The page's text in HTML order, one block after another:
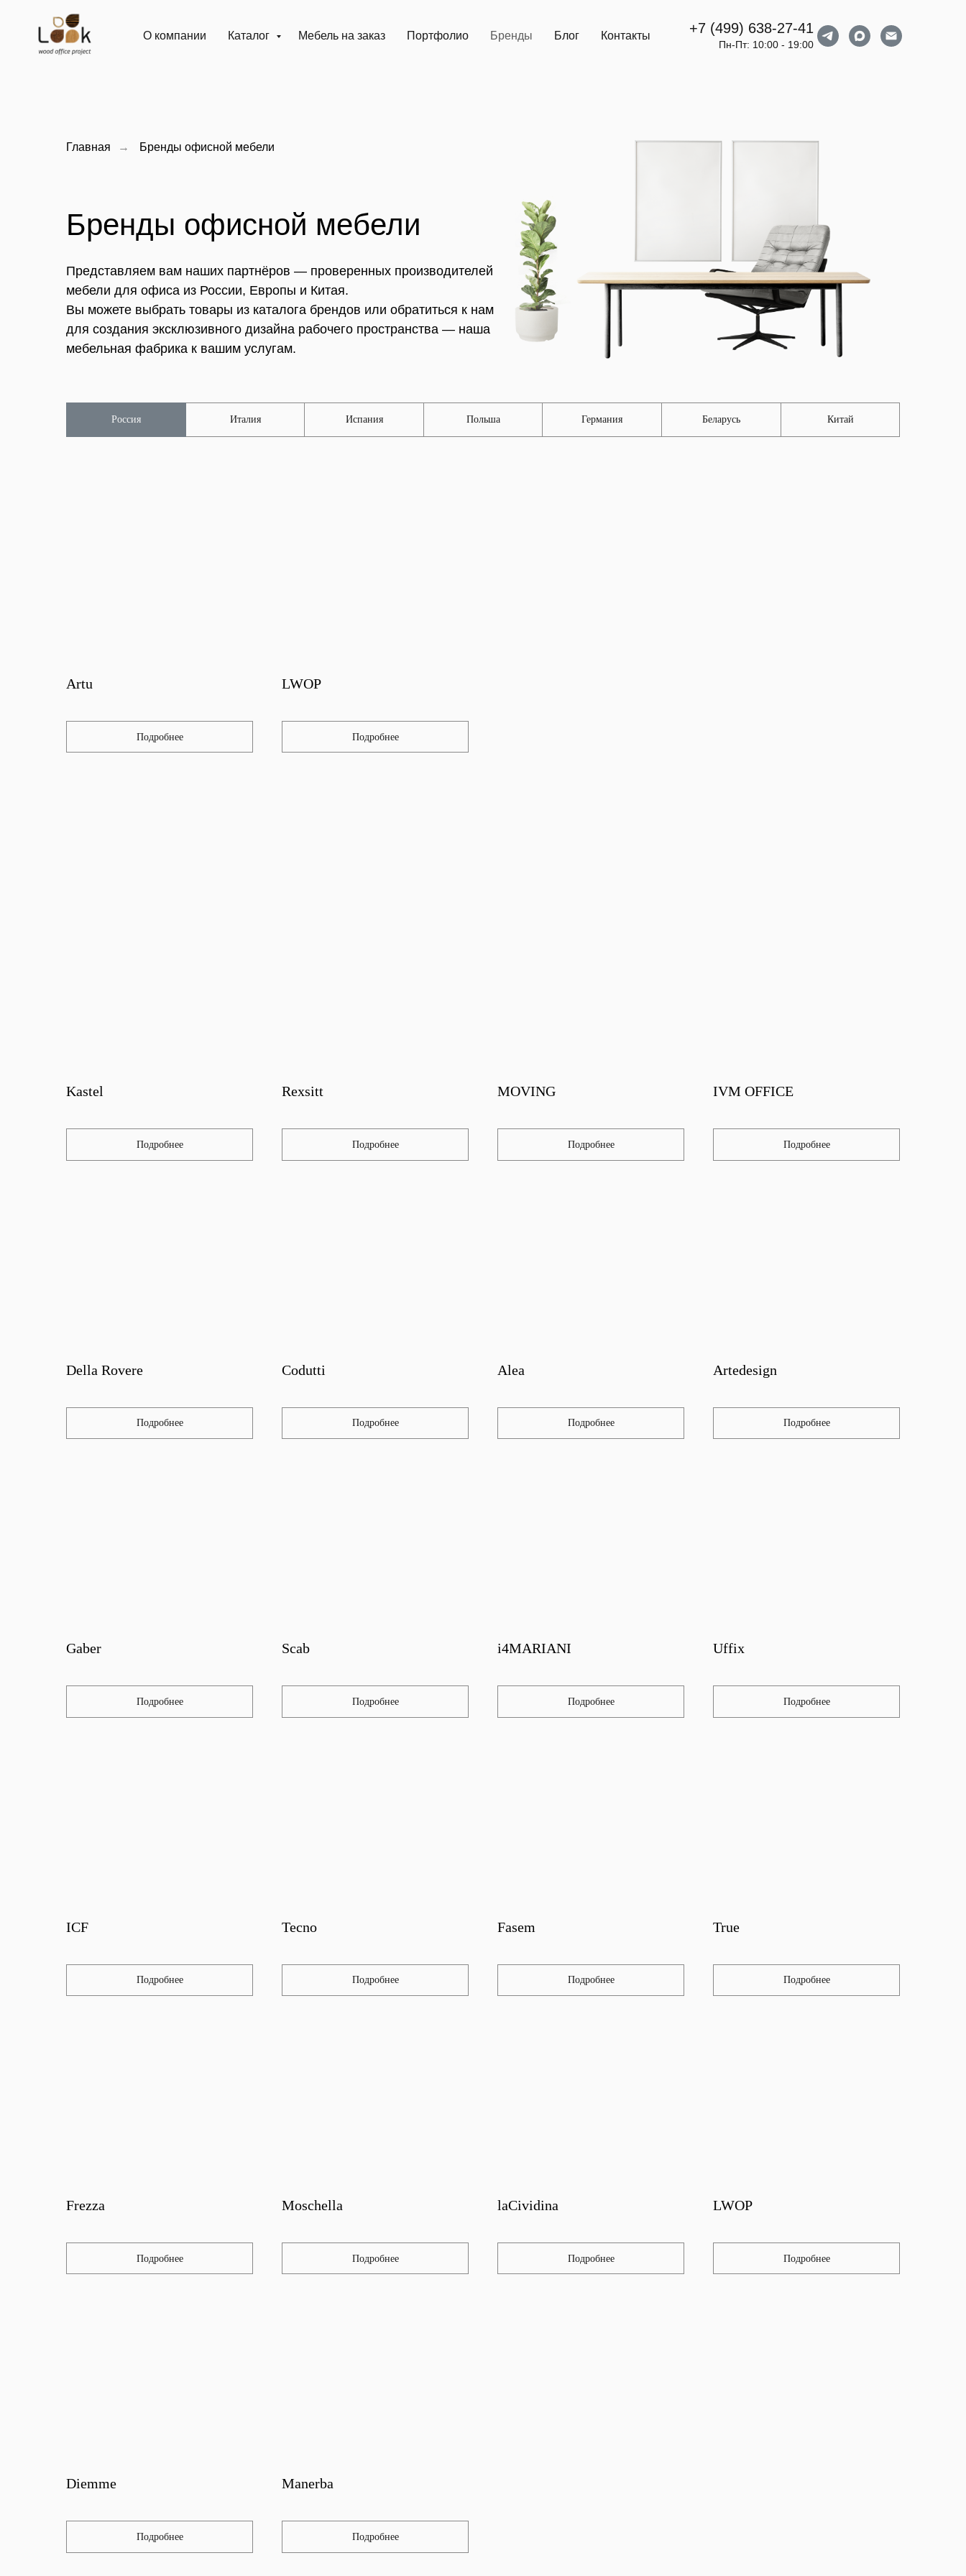
О компании Каталог Мебель на заказ Портфолио Бренды Блог Контакты +7 (499) 638-27-41
Пн-Пт: 10:00 - 19:00
Главная → Бренды офисной мебели
Бренды офисной мебели
Представляем вам наших партнёров — проверенных производителей
мебели для офиса из России, Европы и Китая.
Вы можете выбрать товары из каталога брендов или обратиться к нам
для создания эксклюзивного дизайна рабочего пространства — наша
мебельная фабрика к вашим услугам.
Россия Италия Испания Польша Германия Беларусь Китай
Artu
Подробнее
LWOP
Подробнее
Kastel
Подробнее
Rexsitt
Подробнее
MOVING
Подробнее
IVM OFFICE
Подробнее
Della Rovere
Подробнее
Codutti
Подробнее
Alea
Подробнее
Artedesign
Подробнее
Gaber
Подробнее
Scab
Подробнее
i4MARIANI
Подробнее
Uffix
Подробнее
ICF
Подробнее
Tecno
Подробнее
Fasem
Подробнее
True
Подробнее
Frezza
Подробнее
Moschella
Подробнее
laCividina
Подробнее
LWOP
Подробнее
Diemme
Подробнее
Manerba
Подробнее